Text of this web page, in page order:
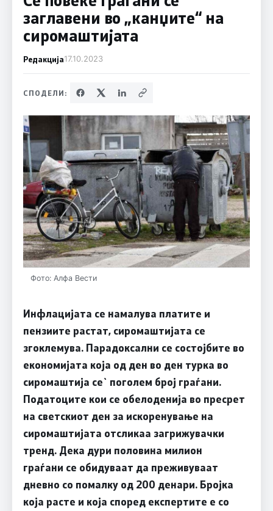
заглавени во „канџите“ на
сиромаштијата
Редакција17.10.2023
СПОДЕЛИ:
Фото: Алфа Вести
Инфлацијата се намалува платите и
пензиите растат, сиромаштијата се
згоклемува. Парадоксални се состојбите во
економијата која од ден во ден турка во
сиромаштија се` поголем број граѓани.
Податоците кои се обелоденија во пресрет
на светскиот ден за искоренување на
сиромаштијата отсликаа загрижувачки
тренд. Дека дури половина милион
граѓани се обидуваат да преживуваат
дневно со помалку од 200 денари. Бројка
која расте и која според експертите е со